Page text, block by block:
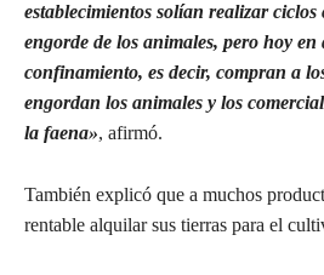
establecimientos solían realizar
engorde de los animales, pero hoy en
confinamiento, es decir, compran a
engordan los animales y los
la faena», afirmó.
También explicó que a muchos
rentable alquilar sus tierras para el